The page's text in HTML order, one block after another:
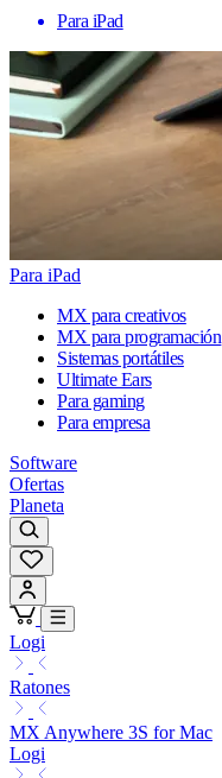
Para iPad
Para iPad
MX para creativos
MX para programación
Sistemas portátiles
Ultimate Ears
Para gaming
Para empresa
Software
Ofertas
Planeta
Logi
Ratones
MX Anywhere 3S for Mac
Logi